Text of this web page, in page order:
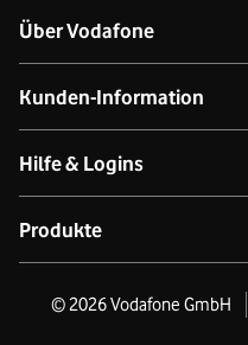
Über Vodafone
Über das Unternehmen
Netzabdeckung Mobilfunk
Nachhaltigkeit
Kunden-Information
Kontakt für Geschäftskund:innen
Datenschutz
Hilfe & Logins
Produkt- & technischer Support
Produkte
©2026Vodafone GmbH